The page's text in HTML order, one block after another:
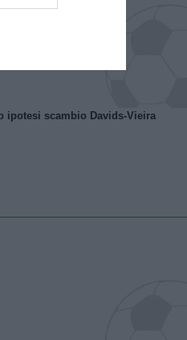
ipotesi scambio Davids-Vieira